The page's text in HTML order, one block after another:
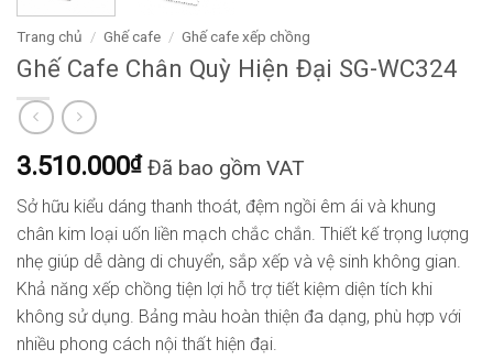
Trang chủ / Ghế cafe / Ghế cafe xếp chồng
Ghế Cafe Chân Quỳ Hiện Đại SG-WC324
3.510.000₫ Đã bao gồm VAT
Sở hữu kiểu dáng thanh thoát, đệm ngồi êm ái và khung
chân kim loại uốn liền mạch chắc chắn. Thiết kế trọng lượng
nhẹ giúp dễ dàng di chuyển, sắp xếp và vệ sinh không gian.
Khả năng xếp chồng tiện lợi hỗ trợ tiết kiệm diện tích khi
không sử dụng. Bảng màu hoàn thiện đa dạng, phù hợp với
nhiều phong cách nội thất hiện đại.